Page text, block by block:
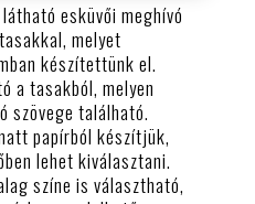
esküvői meghívó
melyet
készítettünk el.
a tasakból, melyen
szövege található.
papírból készítjük,
lehet kiválasztani.
színe is választható,